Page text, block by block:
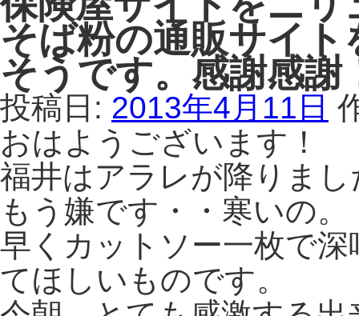
そば粉の通販サイ
そうです。感謝感謝
投稿日: 2013年4月11日
おはようございます！
福井はアラレが降りまし
もう嫌です・・寒いの。
早くカットソー一枚で
てほしいものです。